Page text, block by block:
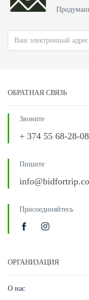
ОБРАТНАЯ СВЯЗЬ
Звоните
+ 374 55 68-28-08
Пишите
Присоединяйтесь
ОРГАНИЗАЦИЯ
О нас